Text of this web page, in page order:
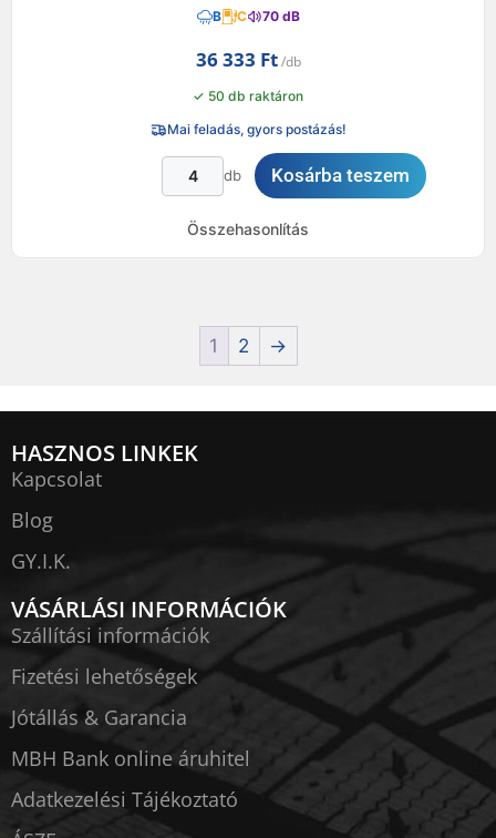
B C 70 dB
36 333 Ft
✓ 50 db raktáron
Mai feladás, gyors postázás!
db Kosárba teszem
Összehasonlítás
1 2 →
HASZNOS LINKEK
Kapcsolat
Blog
GY.I.K.
VÁSÁRLÁSI INFORMÁCIÓK
Szállítási információk
Fizetési lehetőségek
Jótállás & Garancia
MBH Bank online áruhitel
Adatkezelési Tájékoztató